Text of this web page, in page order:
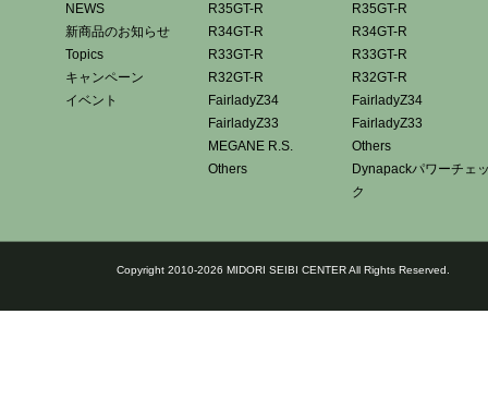
NEWS
新商品のお知らせ
Topics
キャンペーン
イベント
R35GT-R
R34GT-R
R33GT-R
R32GT-R
FairladyZ34
FairladyZ33
MEGANE R.S.
Others
R35GT-R
R34GT-R
R33GT-R
R32GT-R
FairladyZ34
FairladyZ33
Others
Dynapackパワーチェ
ク
Copyright 2010-2026 MIDORI SEIBI CENTER All Rights Reserved.